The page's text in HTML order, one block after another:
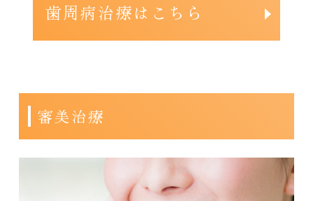
歯周病治療はこちら
審美治療